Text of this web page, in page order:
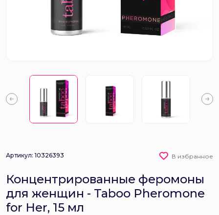
Артикул: 10326393 В избранное
Концентрированные феромоны
для женщин - Taboo Pheromone
for Her, 15 мл